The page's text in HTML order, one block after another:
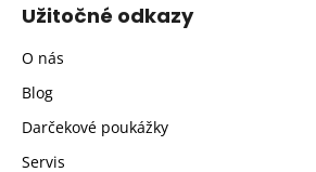
Užitočné odkazy
O nás
Blog
Darčekové poukážky
Servis